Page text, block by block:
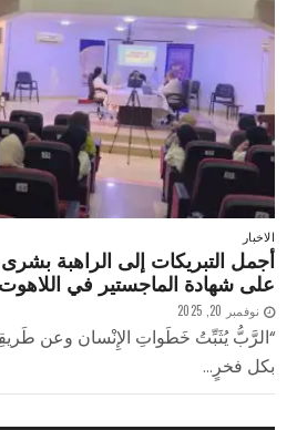
الاخبار
أجمل التبريكات إلى الراهبة
على شهادة الماجستير في
نوفمبر 20, 2025
بكل فخرٍ...